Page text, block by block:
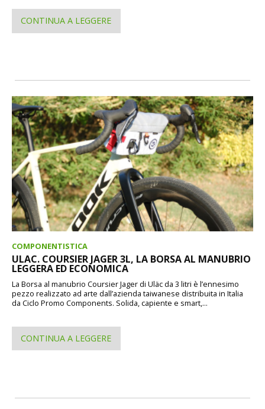
CONTINUA A LEGGERE
COMPONENTISTICA
ULAC. COURSIER JAGER 3L, LA BORSA AL MANUBRIO
LEGGERA ED ECONOMICA
La Borsa al manubrio Coursier Jager di Uläc da 3 litri è l’ennesimo
pezzo realizzato ad arte dall’azienda taiwanese distribuita in Italia
da Ciclo Promo Components. Solida, capiente e smart,...
CONTINUA A LEGGERE